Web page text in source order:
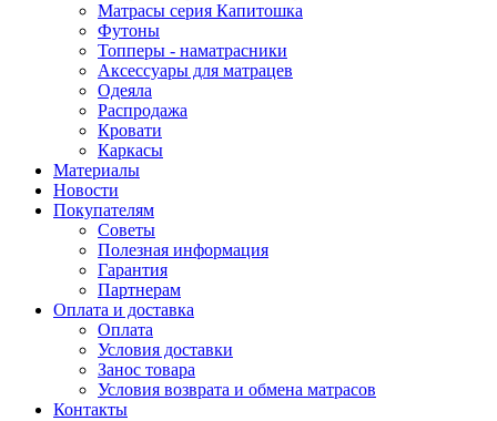
Матрасы серия Капитошка
Футоны
Топперы - наматрасники
Аксессуары для матрацев
Одеяла
Распродажа
Кровати
Каркасы
Материалы
Новости
Покупателям
Советы
Полезная информация
Гарантия
Партнерам
Оплата и доставка
Оплата
Условия доставки
Занос товара
Условия возврата и обмена матрасов
Контакты